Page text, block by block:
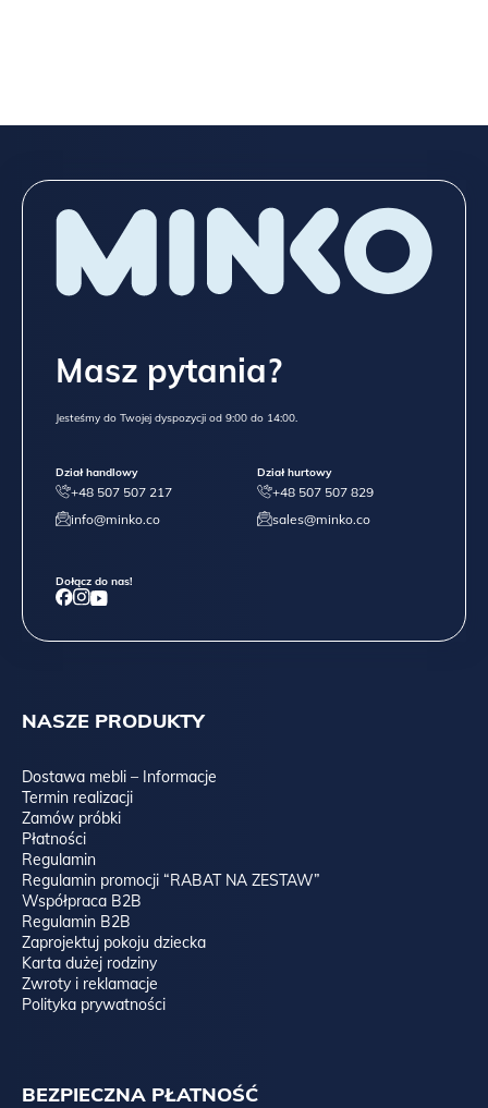
NASZE PRODUKTY
Dostawa mebli – Informacje
Termin realizacji
Zamów próbki
Płatności
Regulamin
Regulamin promocji “RABAT NA ZESTAW”
Współpraca B2B
Regulamin B2B
Zaprojektuj pokoju dziecka
Karta dużej rodziny
Zwroty i reklamacje
Polityka prywatności
BEZPIECZNA PŁATNOŚĆ
Masz pytania?
Jesteśmy do Twojej dyspozycji od 9:00 do 14:00.
Dział handlowy
+48 507 507 217
info@minko.co
Dział hurtowy
+48 507 507 829
sales@minko.co
Dołącz do nas!